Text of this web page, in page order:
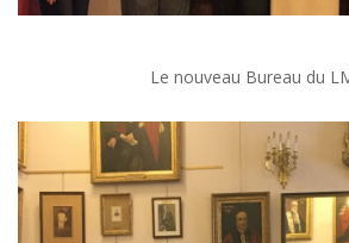
Le nouveau Bureau du